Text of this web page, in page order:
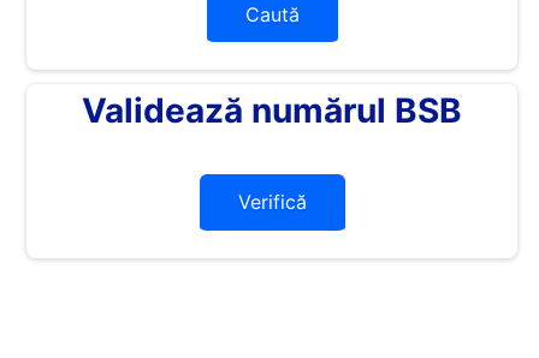
Caută
Validează numărul BSB
Verifică